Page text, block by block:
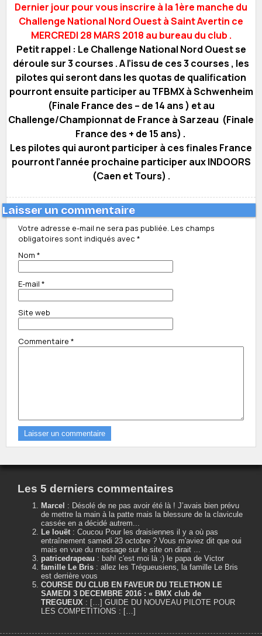
Dernier jour pour vous inscrire à la 1ère manche du
Challenge National Nord Ouest à Saint Avertin ce
MERCREDI 28 MARS 2018 au bureau du club .
Petit rappel : Le Challenge National Nord Ouest se
déroule sur 3 courses . A l’issu de ces 3 courses , les
pilotes qui seront dans les quotas de qualification
pourront ensuite participer au TFBMX à Schwenheim
(Finale France des – de 14 ans ) et au
Challenge/Championnat de France à Sarzeau (Finale
France des + de 15 ans) .
Les pilotes qui auront participer à ces finales France
pourront l’année prochaine participer aux INDOORS
(Caen et Tours) .
Laisser un commentaire
Votre adresse e-mail ne sera pas publiée. Les champs
obligatoires sont indiqués avec *
Nom *
E-mail *
Site web
Commentaire *
Les 5 derniers commentaires
Marcel : Désolé de ne pas avoir été là ! J’avais bien prévu
de mettre la main à la patte mais la blessure de la clavicule
cassée en a décidé autrem...
Le louët: Coucou Pour les draisiennes il y a où pas
entraînement samedi 23 octobre ? Vous m'aviez dit que oui
mais en vue du message sur le site on dirait ...
patricedrapeau : bah! c'est moi là :) le papa de Victor
famille Le Bris : allez les Trégueusiens, la famille Le Bris
est derrière vous
COURSE DU CLUB EN FAVEUR DU TELETHON LE
SAMEDI 3 DECEMBRE 2016 : « BMX club de
TREGUEUX : […] GUIDE DU NOUVEAU PILOTE POUR
LES COMPETITIONS : […]